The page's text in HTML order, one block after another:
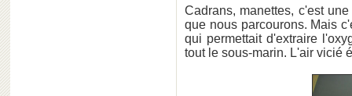
Cadrans, manettes, c'est
que nous parcourons. Mais
qui permettait d'extraire
tout le sous-marin. L'air vicié